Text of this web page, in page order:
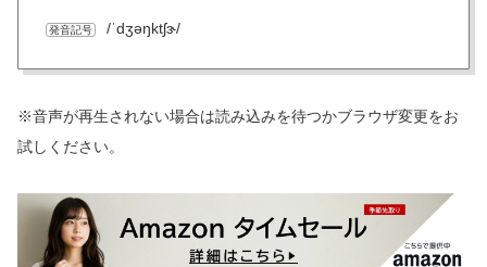
発音記号 /ˈdʒəŋktʃɝ/
※音声が再生されない場合は読み込みを待つかブラウザ変更をお
試しください。